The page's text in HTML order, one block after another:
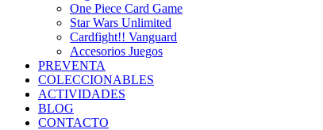
One Piece Card Game
Star Wars Unlimited
Cardfight!! Vanguard
Accesorios Juegos
PREVENTA
COLECCIONABLES
ACTIVIDADES
BLOG
CONTACTO